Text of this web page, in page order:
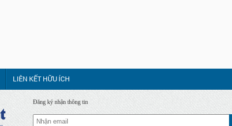
LIÊN KẾT HỮU ÍCH
Đăng ký nhận thông tin